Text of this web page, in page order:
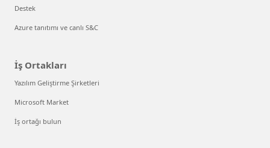
Destek
Azure tanıtımı ve canlı S&C
İş Ortakları
Yazılım Geliştirme Şirketleri
Microsoft Market
İş ortağı bulun